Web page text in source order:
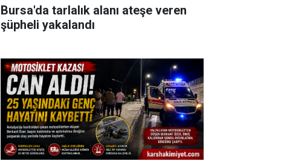
Bursa'da tarlalık alanı ateşe veren
şüpheli yakalandı